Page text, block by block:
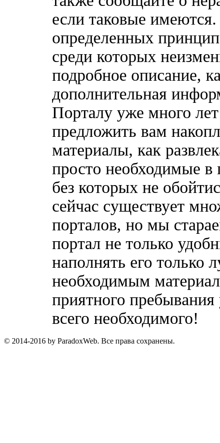
если таковые
определенных
среди которых
подробное описание,
дополнительная
Порталу уже много
предложить вам
материалы, как
просто необходимые в
без которых не
сейчас существует
порталов, но мы
портал не только
наполнять его только
необходимым
приятного
всего необходимого!
© 2014-2016 by ParadoxWeb. Все права сохранены.